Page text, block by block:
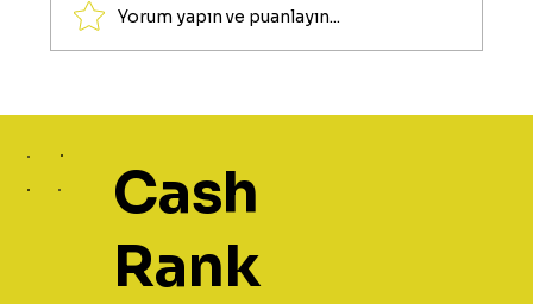
Mobil Limitten Nakit Alma
Yorum yapın ve puanlayın...
Cash
Rank